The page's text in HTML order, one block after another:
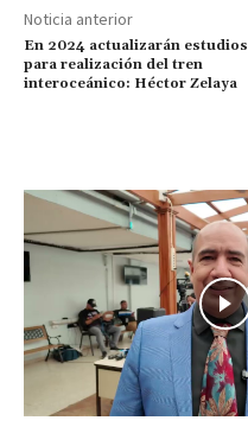
Noticia anterior
En 2024 actualizarán estudios
para realización del tren
interoceánico: Héctor Zelaya